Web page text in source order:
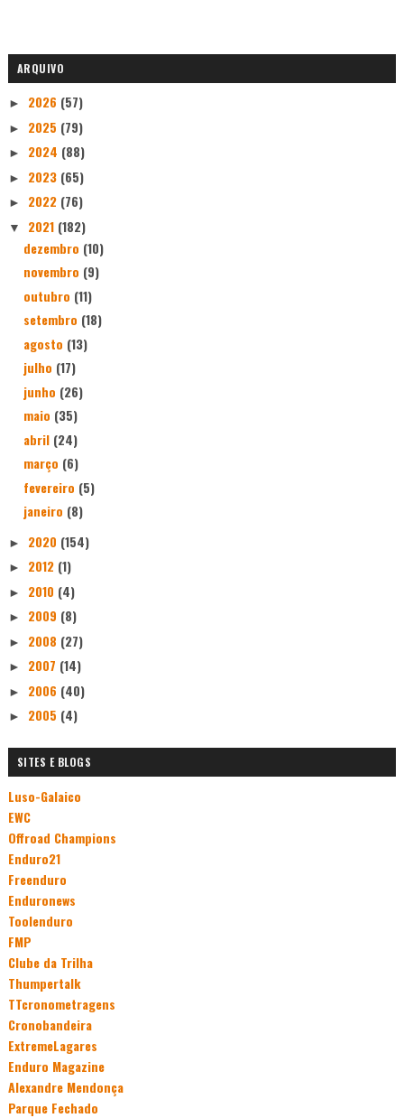
ARQUIVO
► 2026 (57)
► 2025 (79)
► 2024 (88)
► 2023 (65)
► 2022 (76)
▼ 2021 (182)
dezembro (10)
novembro (9)
outubro (11)
setembro (18)
agosto (13)
julho (17)
junho (26)
maio (35)
abril (24)
março (6)
fevereiro (5)
janeiro (8)
► 2020 (154)
► 2012 (1)
► 2010 (4)
► 2009 (8)
► 2008 (27)
► 2007 (14)
► 2006 (40)
► 2005 (4)
SITES E BLOGS
Luso-Galaico
EWC
Offroad Champions
Enduro21
Freenduro
Enduronews
Toolenduro
FMP
Clube da Trilha
Thumpertalk
TTcronometragens
Cronobandeira
ExtremeLagares
Enduro Magazine
Alexandre Mendonça
Parque Fechado